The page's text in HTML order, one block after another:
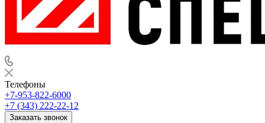
Телефоны
+7-953-822-6000
+7 (343) 222-22-12
Заказать звонок